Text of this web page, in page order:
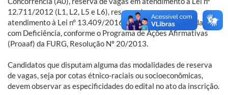
12.711/2012 (L1, L2, L5 e L6), reserva de vagas em
atendimento à Lei n° 13.409/2016 (L9 e L13) e de Candidatos
com Deficiência, conforme o Programa de Ações Afirmativas
(Proaaf) da FURG, Resolução Nº 20/2013.
Candidatos que disputam alguma das modalidades de reserva
de vagas, seja por cotas étnico-raciais ou socioeconômicas,
devem observar as especificidades do edital no ato da inscrição.